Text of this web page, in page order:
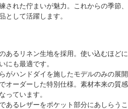
された佇まいが魅力。これからの季節、
として活躍します。
あるリネン生地を採用。使い込むほどに
にも最適です。
がハンドダイを施したモデルのみの展開
オーダーした特別仕様。素材本来の質感
っています。
あるレザーをポケット部分にあしらうこ